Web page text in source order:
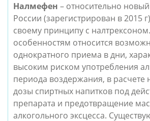
Налмефен – относительно
России (зарегистрирован в 2015
своему принципу с налтрексоном.
особенностям относится
однократного приема в дни,
высоким риском употребления
периода воздержания, в
дозы спиртных напитков под
препарата и предотвращение
алкогольного эксцесса.